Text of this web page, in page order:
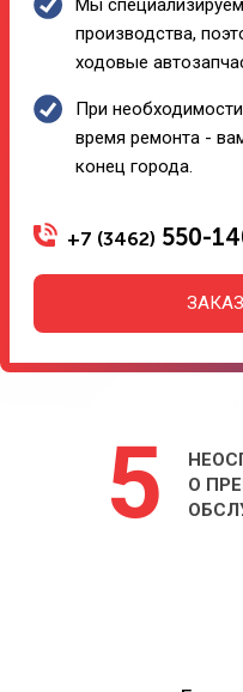
Мы
производства,
ходовые
При
время ремонта -
конец города.
+7 (3462) 550-
5
О